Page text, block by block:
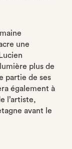
une
plus de
partie de ses
également à
l’artiste,
avant le